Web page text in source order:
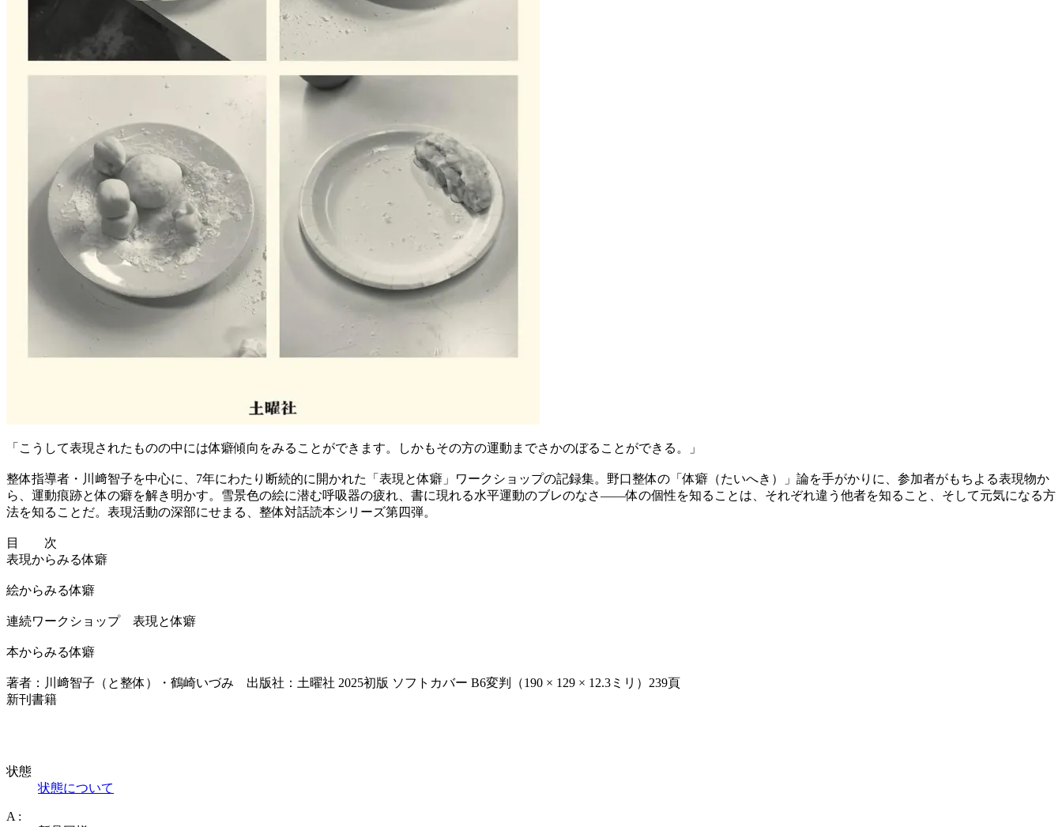
「こうして表現されたものの中には体癖傾向をみることができます。しかもその方の運動までさかのぼることができる。」
整体指導者・川﨑智子を中心に、7年にわたり断続的に開かれた「表現と体癖」ワークショップの記録集。野口整体の「体癖（たいへき）」論を手がかりに、参加者がもちよる表現物か
ら、運動痕跡と体の癖を解き明かす。雪景色の絵に潜む呼吸器の疲れ、書に現れる水平運動のブレのなさ――体の個性を知ることは、それぞれ違う他者を知ること、そして元気になる方
法を知ることだ。表現活動の深部にせまる、整体対話読本シリーズ第四弾。
目 次
表現からみる体癖
絵からみる体癖
連続ワークショップ 表現と体癖
本からみる体癖
著者：川﨑智子（と整体）・鶴崎いづみ 出版社：土曜社 2025初版 ソフトカバー B6変判（190 × 129 × 12.3ミリ）239頁
新刊書籍
状態
状態について
A :